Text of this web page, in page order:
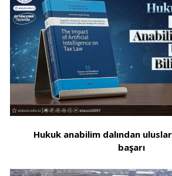
Hukuk anabilim dalından
başarı